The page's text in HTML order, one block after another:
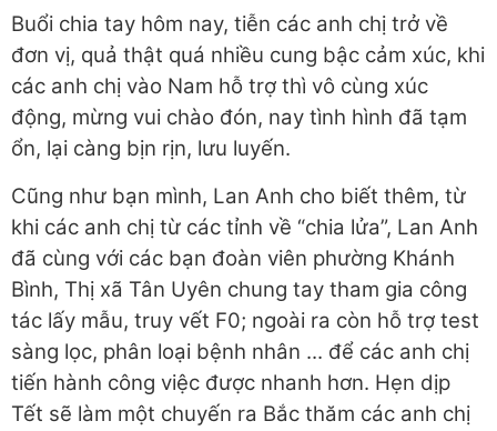
Buổi chia tay hôm nay, tiễn các anh chị trở về
đơn vị, quả thật quá nhiều cung bậc cảm xúc, khi
các anh chị vào Nam hỗ trợ thì vô cùng xúc
động, mừng vui chào đón, nay tình hình đã tạm
ổn, lại càng bịn rịn, lưu luyến.
Cũng như bạn mình, Lan Anh cho biết thêm, từ
khi các anh chị từ các tỉnh về “chia lửa”, Lan Anh
đã cùng với các bạn đoàn viên phường Khánh
Bình, Thị xã Tân Uyên chung tay tham gia công
tác lấy mẫu, truy vết F0; ngoài ra còn hỗ trợ test
sàng lọc, phân loại bệnh nhân ... để các anh chị
tiến hành công việc được nhanh hơn. Hẹn dịp
Tết sẽ làm một chuyến ra Bắc thăm các anh chị